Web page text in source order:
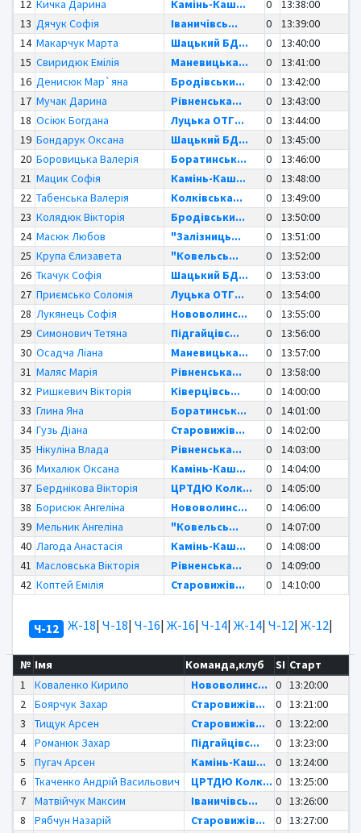
12 Кичка Дарина Камінь-Каш... 0
13:38:00
13 Дячук Софія Іваничівсь... 0
13:39:00
14 Макарчук Марта Шацький БД... 0
13:40:00
15 Свиридюк Емілія Маневицька... 0
13:41:00
16 Денисюк Мар`яна Бродівськи... 0
13:42:00
17 Мучак Дарина Рівненська... 0
13:43:00
18 Осіюк Богдана Луцька ОТГ... 0
13:44:00
19 Бондарук Оксана Шацький БД... 0
13:45:00
20 Боровицька Валерія Боратинськ... 0
13:46:00
21 Мацик Софія Камінь-Каш... 0
13:48:00
22 Табенська Валерія Колківська... 0
13:49:00
23 Колядюк Вікторія Бродівськи... 0
13:50:00
24 Масюк Любов "Залізниць... 0
13:51:00
25 Крупа Єлизавета "Ковельсь... 0
13:52:00
26 Ткачук Софія Шацький БД... 0
13:53:00
27 Приємсько Соломія Луцька ОТГ... 0
13:54:00
28 Лукянець Софія Нововолинс... 0
13:55:00
29 Симонович Тетяна Підгайцівс... 0
13:56:00
30 Осадча Ліана Маневицька... 0
13:57:00
31 Маляс Марія Рівненська... 0
13:58:00
32 Ришкевич Вікторія Ківерцівсь... 0
14:00:00
33 Глина Яна Боратинськ... 0
14:01:00
34 Гузь Діана Старовижів... 0
14:02:00
35 Нікуліна Влада Рівненська... 0
14:03:00
36 Михалюк Оксана Камінь-Каш... 0
14:04:00
37 Берднікова Вікторія ЦРТДЮ Колк... 0
14:05:00
38 Борисюк Ангеліна Нововолинс... 0
14:06:00
39 Мельник Ангеліна "Ковельсь... 0
14:07:00
40 Лагода Анастасія Камінь-Каш... 0
14:08:00
41 Масловська Вікторія Рівненська... 0
14:09:00
42 Коптей Емілія Старовижів... 0 14:10:00
Ч-12 Ж-18| Ч-18| Ч-16| Ж-16| Ч-14| Ж-14| Ч-12| Ж-12|
№ Імя Команда,клуб SI Старт
1
Коваленко Кирило Нововолинс... 0 13:20:00
2
Боярчук Захар Старовижів... 0 13:21:00
3
Тищук Арсен Старовижів... 0 13:22:00
4
Романюк Захар Підгайцівс... 0 13:23:00
5
Пугач Арсен Камінь-Каш... 0 13:24:00
6
Ткаченко Андрій Васильович ЦРТДЮ Колк... 0 13:25:00
7
Матвійчук Максим Іваничівсь... 0 13:26:00
8
Рябчун Назарій Старовижів... 0 13:27:00